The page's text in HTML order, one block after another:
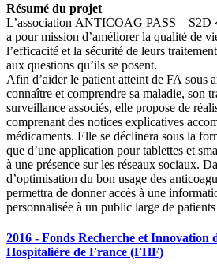
Résumé du projet
L’association ANTICOAG PASS – S2D
a pour mission d’améliorer la qualité de
l’efficacité et la sécurité de leurs
aux questions qu’ils se posent.
Afin d’aider le patient atteint de FA sous
connaître et comprendre sa maladie, son
surveillance associés, elle propose de
comprenant des notices explicatives
médicaments. Elle se déclinera sous la
que d’une application pour tablettes et
à une présence sur les réseaux sociaux.
d’optimisation du bon usage des
permettra de donner accès à une
personnalisée à un public large de
2016 - Fonds Recherche et Innovation
Hospitalière de France (FHF)